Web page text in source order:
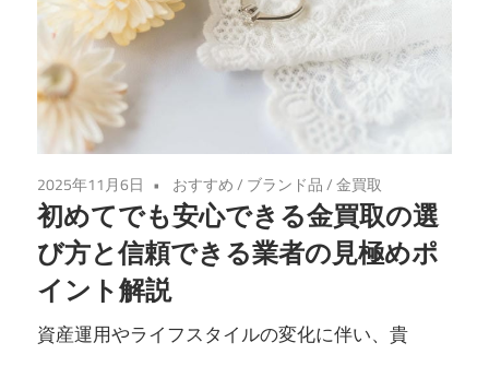
2025年11月6日 おすすめ/ ブランド品/金買取
初めてでも安心できる金買取の選
び方と信頼できる業者の見極めポ
イント解説
資産運用やライフスタイルの変化に伴い、貴